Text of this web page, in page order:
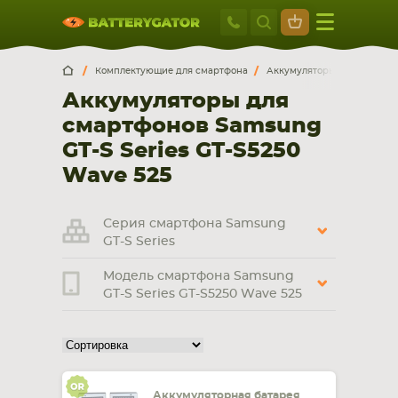
Москва
+7 495 414
Москва
г. Москва, ул. Ткацкая, 5с3 (м. Семеновская)
5 мин. ходьбы от ст.м. “Семеновская”
+7 495 414 28 59
Обратный звонок
Пн-Вс:
смартфона, планшета
НОУТБУКА ПЛАНШЕТА
Комплектующие для смартфона Аккумуляторы для
Аккумуляторы для
смартфонов Samsung
GT-S Series GT-S5250
Wave 525
Серия смартфона Samsung
GT-S Series
Модель смартфона Samsung
GT-S Series GT-S5250 Wave 525
Аккумуляторная батарея